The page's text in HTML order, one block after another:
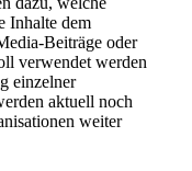
Inhalte dem
Beiträge oder
verwendet werden
einzelner
aktuell noch
weiter